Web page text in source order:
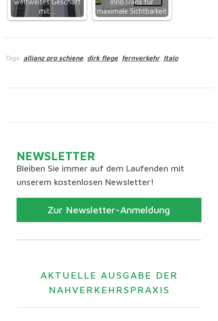
mit…
maximale Sichtbarkeit
Tags: allianz pro schiene, dirk flege, fernverkehr, Italo
NEWSLETTER
Bleiben Sie immer auf dem Laufenden mit
unserem kostenlosen Newsletter!
Zur Newsletter-Anmeldung
AKTUELLE AUSGABE DER
NAHVERKEHRSPRAXIS